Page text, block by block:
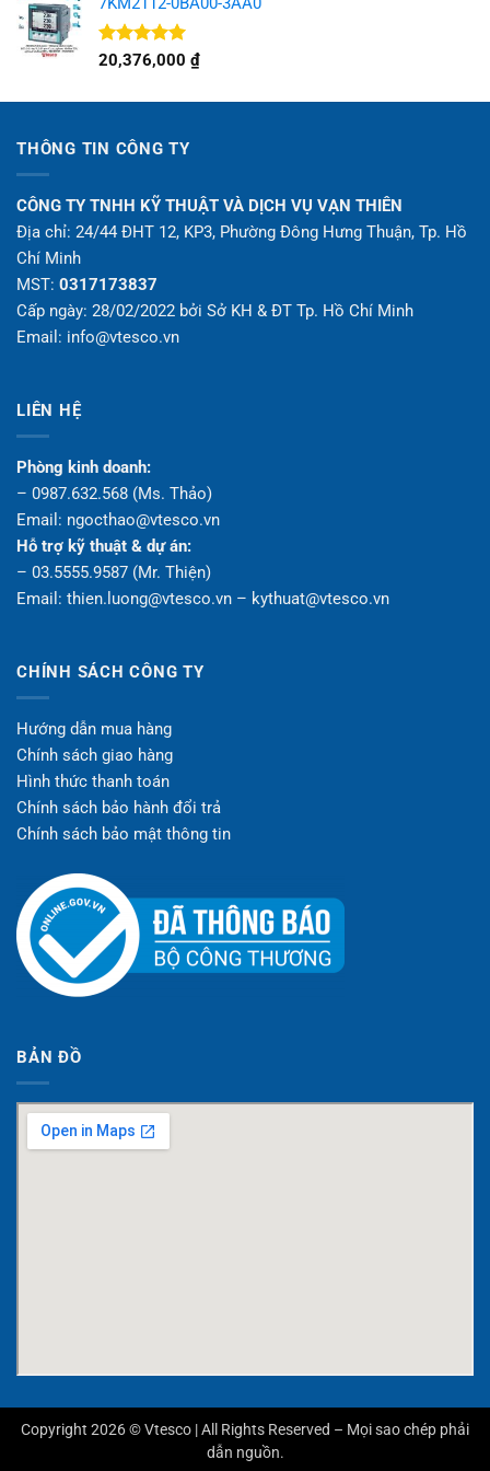
Được xếp
20,376,000 ₫
THÔNG TIN CÔNG TY
CÔNG TY TNHH KỸ THUẬT VÀ DỊCH VỤ VẠN THIÊN
Địa chỉ: 24/44 ĐHT 12, KP3, Phường Đông Hưng Thuận, Tp. Hồ
Chí Minh
MST: 0317173837
Cấp ngày: 28/02/2022 bởi Sở KH & ĐT Tp. Hồ Chí Minh
Email: info@vtesco.vn
LIÊN HỆ
Phòng kinh doanh:
– 0987.632.568 (Ms. Thảo)
Email: ngocthao@vtesco.vn
Hỗ trợ kỹ thuật & dự án:
– 03.5555.9587 (Mr. Thiện)
Email: thien.luong@vtesco.vn – kythuat@vtesco.vn
CHÍNH SÁCH CÔNG TY
Hướng dẫn mua hàng
Chính sách giao hàng
Hình thức thanh toán
Chính sách bảo hành đổi trả
Chính sách bảo mật thông tin
BẢN ĐỒ
Copyright 2026 © Vtesco | All Rights Reserved – Mọi sao chép phải
dẫn nguồn.